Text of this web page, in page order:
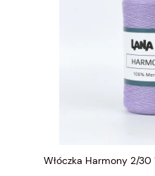
Włóczka Harmony 2/